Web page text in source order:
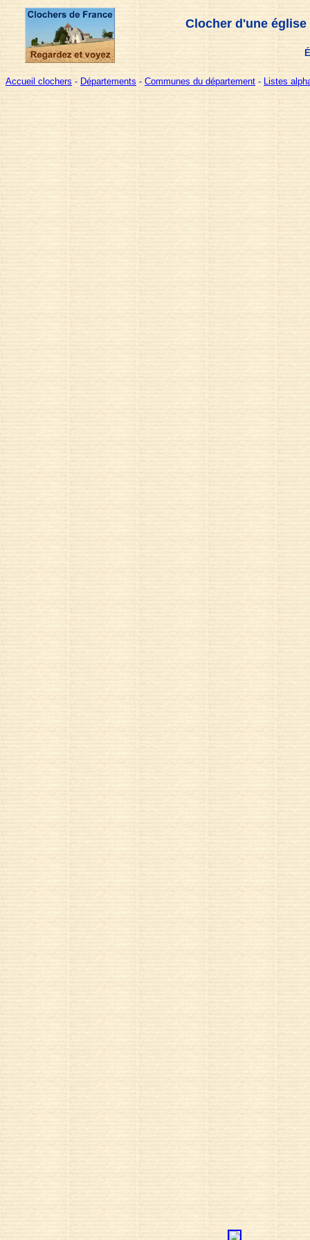
Clocher d'une
Accueil clochers - Départements - Communes du département - Listes